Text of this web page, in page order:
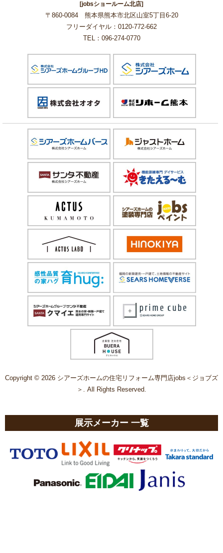
[jobsショールーム北店]
〒860-0084 熊本県熊本市北区山室5丁目6-20
フリーダイヤル：0120-772-662
TEL：096-274-0770
Copyright © 2026 シアーズホームの住宅リフォーム専門店jobs＜ジョブズ
＞. All Rights Reserved.
展示メーカー 一覧